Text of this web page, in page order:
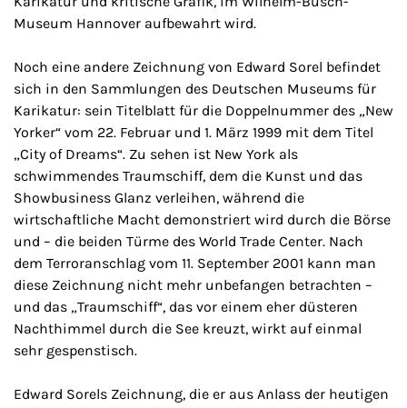
Museum Hannover aufbewahrt wird.
Noch eine andere Zeichnung von Edward Sorel befindet
sich in den Sammlungen des Deutschen Museums für
Karikatur: sein Titelblatt für die Doppelnummer des „New
Yorker“ vom 22. Februar und 1. März 1999 mit dem Titel
„City of Dreams“. Zu sehen ist New York als
schwimmendes Traumschiff, dem die Kunst und das
Showbusiness Glanz verleihen, während die
wirtschaftliche Macht demonstriert wird durch die Börse
und – die beiden Türme des World Trade Center. Nach
dem Terroranschlag vom 11. September 2001 kann man
diese Zeichnung nicht mehr unbefangen betrachten –
und das „Traumschiff“, das vor einem eher düsteren
Nachthimmel durch die See kreuzt, wirkt auf einmal
sehr gespenstisch.
Edward Sorels Zeichnung, die er aus Anlass der heutigen